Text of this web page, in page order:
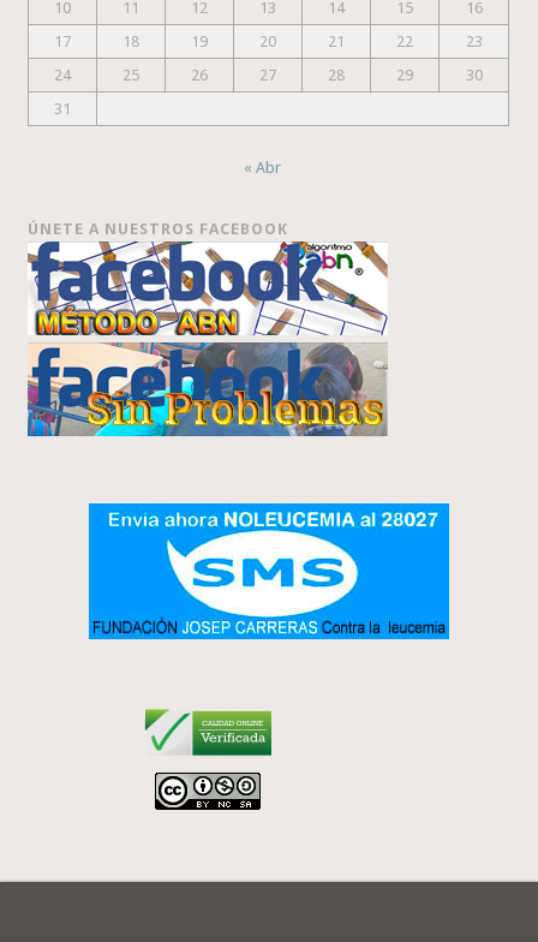
10
11 12 13 14 15
16
17
18 19 20 21 22
23
24
25 26 27 28 29
30
31
« Abr
ÚNETE A NUESTROS FACEBOOK